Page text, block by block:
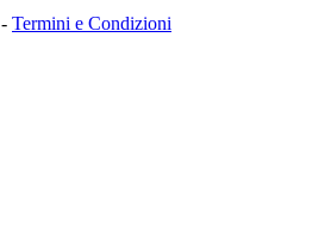
Termini e Condizioni